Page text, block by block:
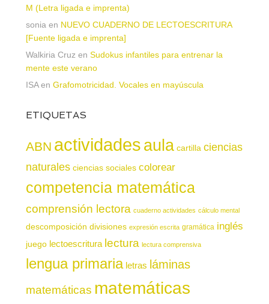
M (Letra ligada e imprenta)
sonia en NUEVO CUADERNO DE LECTOESCRITURA
[Fuente ligada e imprenta]
Walkiria Cruz en Sudokus infantiles para entrenar la
mente este verano
ISAen Grafomotricidad. Vocales en mayúscula
ETIQUETAS
ABN actividadesaula cartilla ciencias
naturales ciencias sociales colorear
competencia matemática
comprensión lectora cuaderno actividades cálculo mental
descomposición divisiones expresión escrita gramática inglés
juego lectoescritura lectura lectura comprensiva
lengua primaria letras láminas
matemáticas matemáticas